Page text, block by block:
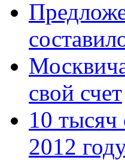
свой счет
10 тысяч
2012